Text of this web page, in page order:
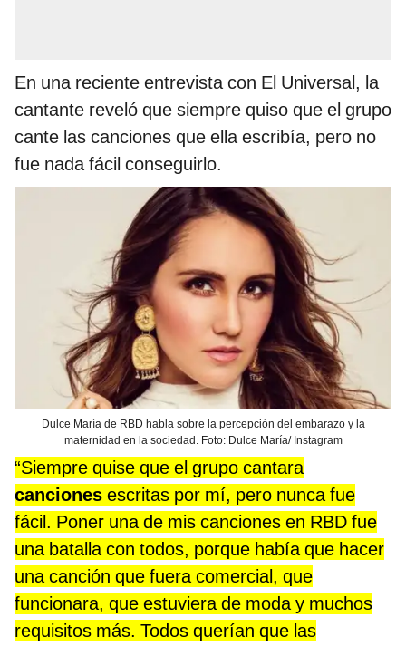
En una reciente entrevista con El Universal, la
cantante reveló que siempre quiso que el grupo
cante las canciones que ella escribía, pero no
fue nada fácil conseguirlo.
Dulce María de RBD habla sobre la percepción del embarazo y la
maternidad en la sociedad. Foto: Dulce María/ Instagram
“Siempre quise que el grupo cantara
canciones escritas por mí, pero nunca fue
fácil. Poner una de mis canciones en RBD fue
una batalla con todos, porque había que hacer
una canción que fuera comercial, que
funcionara, que estuviera de moda y muchos
requisitos más. Todos querían que las